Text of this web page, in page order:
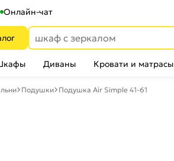
Онлайн-чат
Диваны Кровати и матрасы
Подушки Подушка Air Simple 41-61